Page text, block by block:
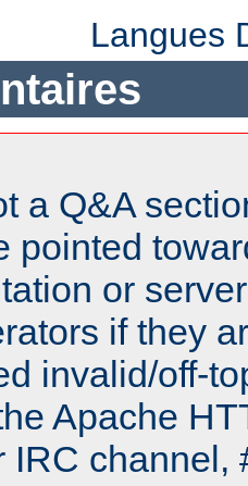
Langues
a Q&A
pointed
or
if they
invalid/off-
Apache
IRC channel,